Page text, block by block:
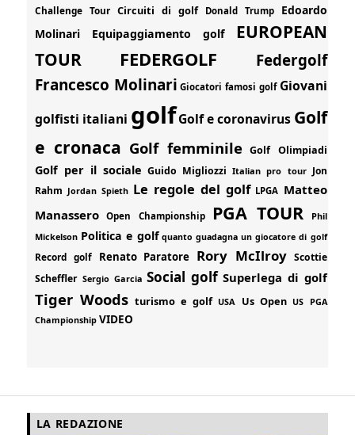
Challenge Tour Circuiti di golf Donald Trump
Edoardo
Molinari
Equipaggiamento golf
EUROPEAN
TOUR
FEDERGOLF Federgolf
Francesco Molinari Giocatori famosi golf Giovani
golfisti italiani golf Golf e coronavirus Golf
e cronaca Golf femminile Golf Olimpiadi
Golf per il sociale Guido Migliozzi Italian pro tour Jon
Rahm Jordan Spieth Le regole del golf LPGA Matteo
Manassero
Open Championship PGA TOUR
Phil
Mickelson Politica e golf quanto guadagna un giocatore di golf
Record golf Renato Paratore Rory McIlroy Scottie
Scheffler Sergio Garcia Social golf Superlega di golf
Tiger Woods turismo e golf USA Us Open US PGA
Championship VIDEO
LA REDAZIONE